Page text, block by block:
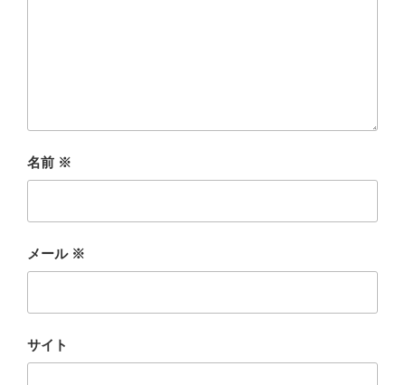
名前 ※
メール ※
サイト